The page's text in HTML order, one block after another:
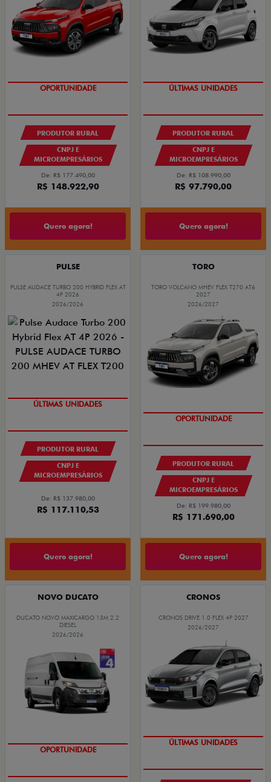
GRANDE CHANCE FIAT
PRODUTOR RURAL
CNPJ E
MICROEMPRESÁRIOS
De: R$ 177.490,00
R$ 148.922,90
Quero agora!
GRANDE CHANCE FIAT
PRODUTOR RURAL
CNPJ E
MICROEMPRESÁRIOS
De: R$ 108.990,00
R$ 97.790,00
Quero agora!
PULSE
PULSE AUDACE TURBO 200 HYBRID FLEX AT
4P 2026
2026/2026
GRANDE CHANCE FIAT
PRODUTOR RURAL
CNPJ E
MICROEMPRESÁRIOS
De: R$ 137.980,00
R$ 117.110,53
Quero agora!
TORO
TORO VOLCANO MHEV FLEX T270 AT6
2027
2026/2027
GRANDE CHANCE FIAT
PRODUTOR RURAL
CNPJ E
MICROEMPRESÁRIOS
De: R$ 199.980,00
R$ 171.690,00
Quero agora!
NOVO DUCATO
DUCATO NOVO MAXICARGO 13M 2.2
DIESEL
2026/2026
GRANDE CHANCE FIAT
CRONOS
CRONOS DRIVE 1.0 FLEX 4P 2027
2026/2027
GRANDE CHANCE FIAT